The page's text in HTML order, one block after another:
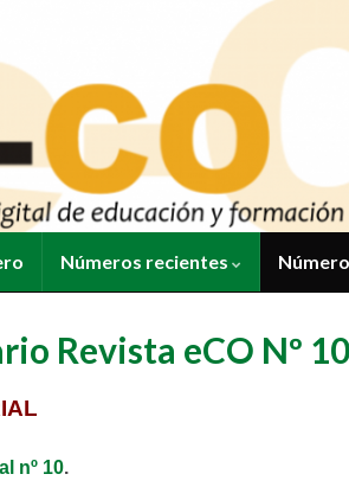
Números recientes
Revista eCO Nº
nº 10.